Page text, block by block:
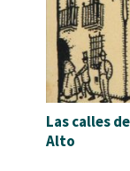
Las calles
Alto